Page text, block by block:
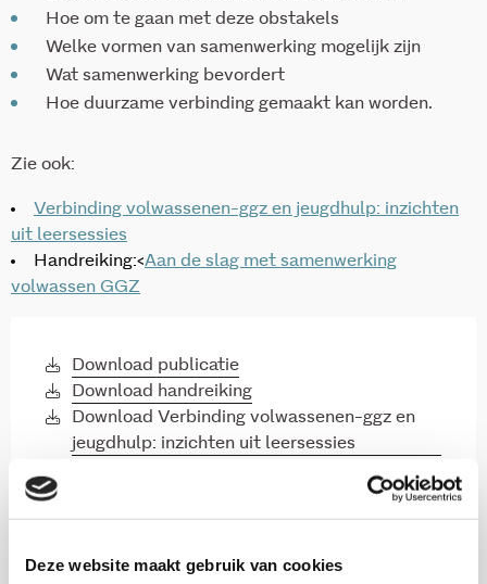
Deze website maakt gebruik van cookies
Hoe om te gaan met deze obstakels
Welke vormen van samenwerking mogelijk zijn
Wat samenwerking bevordert
Hoe duurzame verbinding gemaakt kan worden.
Zie ook:
Verbinding volwassenen-ggz en jeugdhulp: inzichten
uit leersessies
Handreiking:<Aan de slag met samenwerking
volwassen GGZ
Download publicatie
Download handreiking
Download Verbinding volwassenen-ggz en
jeugdhulp: inzichten uit leersessies
Onderzoekers